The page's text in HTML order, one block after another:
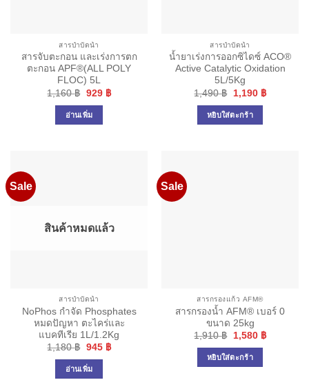
สารบำบัดน้ำ
สารจับตะกอน และเร่งการตก
ตะกอน APF®(ALL POLY
FLOC) 5L
1,160฿ Original
was:
1,160 ฿.
929 ฿Current
อ่านเพิ่ม
สารบำบัดน้ำ
น้ำยาเร่งการออกซิไดซ์ ACO®
Active Catalytic Oxidation
5L/5Kg
1,490฿
Original
price
was:
1,490 ฿.
1,190 ฿Current
หยิบใส่ตะกร้า
Sale
สินค้าหมดแล้ว
สารบำบัดน้ำ
NoPhos กำจัด Phosphates
หมดปัญหา ตะไคร่และ
แบคทีเรีย 1L/1.2Kg
1,180฿ Original
was:
1,180 ฿.
945 ฿Current
อ่านเพิ่ม
Sale
สารกรองแก้ว AFM®
สารกรองน้ำ AFM® เบอร์ 0
ขนาด 25kg
1,910฿
Original
was:
1,910 ฿.
1,580 ฿Current
หยิบใส่ตะกร้า